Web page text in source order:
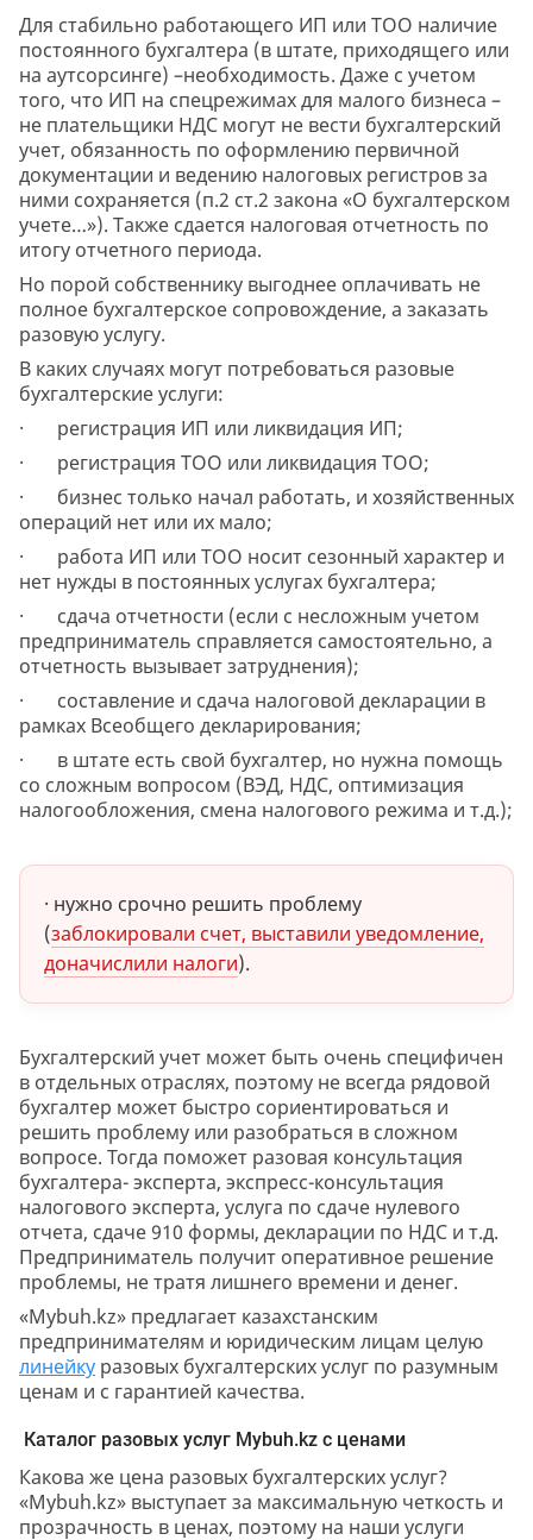
Для стабильно работающего ИП или ТОО наличие
постоянного бухгалтера (в штате, приходящего или
на аутсорсинге) –необходимость. Даже с учетом
того, что ИП на спецрежимах для малого бизнеса –
не плательщики НДС могут не вести бухгалтерский
учет, обязанность по оформлению первичной
документации и ведению налоговых регистров за
ними сохраняется (п.2 ст.2 закона «О бухгалтерском
учете…»). Также сдается налоговая отчетность по
итогу отчетного периода.
Но порой собственнику выгоднее оплачивать не
полное бухгалтерское сопровождение, а заказать
разовую услугу.
В каких случаях могут потребоваться разовые
бухгалтерские услуги:
· регистрация ИП или ликвидация ИП;
· регистрация ТОО или ликвидация ТОО;
· бизнес только начал работать, и хозяйственных
операций нет или их мало;
· работа ИП или ТОО носит сезонный характер и
нет нужды в постоянных услугах бухгалтера;
· сдача отчетности (если с несложным учетом
предприниматель справляется самостоятельно, а
отчетность вызывает затруднения);
· составление и сдача налоговой декларации в
рамках Всеобщего декларирования;
· в штате есть свой бухгалтер, но нужна помощь
со сложным вопросом (ВЭД, НДС, оптимизация
налогообложения, смена налогового режима и т.д.);
· нужно срочно решить проблему
(заблокировали счет, выставили уведомление,
доначислили налоги).
Бухгалтерский учет может быть очень специфичен
в отдельных отраслях, поэтому не всегда рядовой
бухгалтер может быстро сориентироваться и
решить проблему или разобраться в сложном
вопросе. Тогда поможет разовая консультация
бухгалтера- эксперта, экспресс-консультация
налогового эксперта, услуга по сдаче нулевого
отчета, сдаче 910 формы, декларации по НДС и т.д.
Предприниматель получит оперативное решение
проблемы, не тратя лишнего времени и денег.
«Mybuh.kz» предлагает казахстанским
предпринимателям и юридическим лицам целую
линейку разовых бухгалтерских услуг по разумным
ценам и с гарантией качества.
Каталог разовых услуг Mybuh.kz с ценами
Какова же цена разовых бухгалтерских услуг?
«Mybuh.kz» выступает за максимальную четкость и
прозрачность в ценах, поэтому на наши услуги